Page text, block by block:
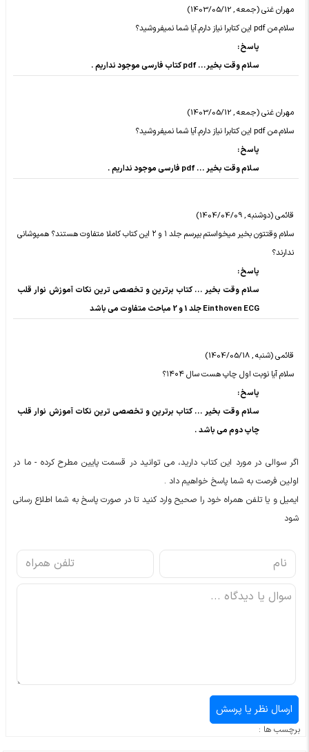
مهران غنی (جمعه , 1403/05/12)
سلام.من pdf این کتابرا نیاز دارم.آیا شما نمیفروشید؟
پاسخ :
سلام وقت بخیر... pdf کتاب فارسی موجود نداریم .
مهران غنی (جمعه , 1403/05/12)
سلام.من pdf این کتابرا نیاز دارم.آیا شما نمیفروشید؟
پاسخ :
سلام وقت بخیر ... pdf فارسی موجود نداریم .
قائمی (دوشنبه , 1404/04/09)
سلام وقتتون بخیر میخواستم بپرسم جلد ۱ و ۲ این کتاب کاملا متفاوت هستند؟ همپوشانی
ندارند؟
پاسخ :
سلام وقت بخیر ... کتاب برترین و تخصصی ترین نکات آموزش نوار قلب
Einthoven ECG جلد 1 و 2 مباحث متفاوت می باشد
قائمی (شنبه , 1404/05/18)
سلام آیا نوبت اول چاپ هست سال ۱۴۰۴؟
پاسخ :
سلام وقت بخیر ... کتاب برترین و تخصصی ترین نکات آموزش نوار قلب
چاپ دوم می باشد .
اگر سوالی در مورد این کتاب دارید، می توانید در قسمت پایین مطرح کرده - ما در
اولین فرصت به شما پاسخ خواهیم داد .
ایمیل و یا تلفن همراه خود را صحیح وارد کنید تا در صورت پاسخ به شما اطلاع رسانی
شود
برچسب ها :